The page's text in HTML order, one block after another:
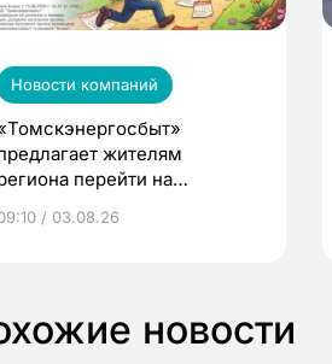
Новости компаний
жителям
перейти на
призы
/ 03.08.26
новости